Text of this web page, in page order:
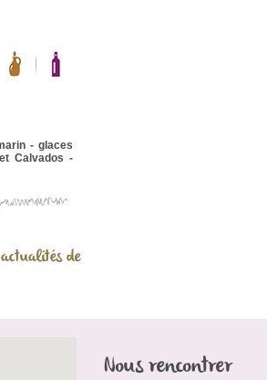
- glaces
Calvados -
Nous rencontrer